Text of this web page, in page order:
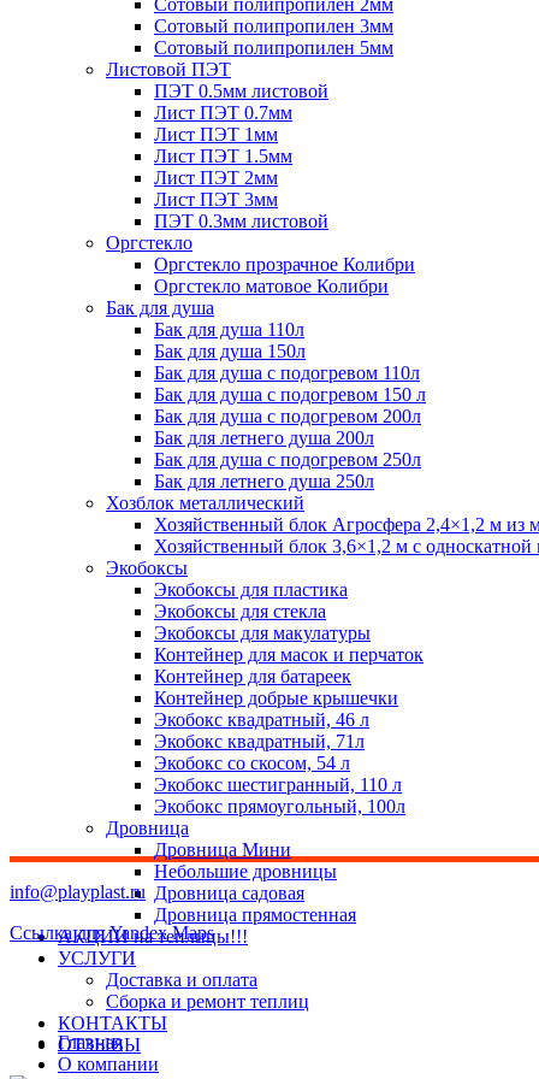
Сотовый полипропилен 2мм
Сотовый полипропилен 3мм
Сотовый полипропилен 5мм
Листовой ПЭТ
ПЭТ 0.5мм листовой
Лист ПЭТ 0.7мм
Лист ПЭТ 1мм
Лист ПЭТ 1.5мм
Лист ПЭТ 2мм
Лист ПЭТ 3мм
ПЭТ 0.3мм листовой
Оргстекло
Оргстекло прозрачное Колибри
Оргстекло матовое Колибри
Бак для душа
Бак для душа 110л
Бак для душа 150л
Бак для душа с подогревом 110л
Бак для душа с подогревом 150 л
Бак для душа с подогревом 200л
Бак для летнего душа 200л
Бак для душа с подогревом 250л
Бак для летнего душа 250л
Хозблок металлический
Хозяйственный блок Агросфера 2,4×1,2 м из
Хозяйственный блок 3,6×1,2 м с
Экобоксы
Экобоксы для пластика
Экобоксы для стекла
Экобоксы для макулатуры
Контейнер для масок и перчаток
Контейнер для батареек
Контейнер добрые крышечки
Экобокс квадратный, 46 л
Экобокс квадратный, 71л
Экобокс со скосом, 54 л
Экобокс шестигранный, 110 л
Экобокс прямоугольный, 100л
Дровница
Дровница Мини
Небольшие дровницы
Дровница садовая
Дровница прямостенная
АКЦИИ на теплицы!!!
УСЛУГИ
Доставка и оплата
Сборка и ремонт теплиц
КОНТАКТЫ
ОТЗЫВЫ
info@playplast.ru
Ссылка для Yandex Maps
Главная
О компании